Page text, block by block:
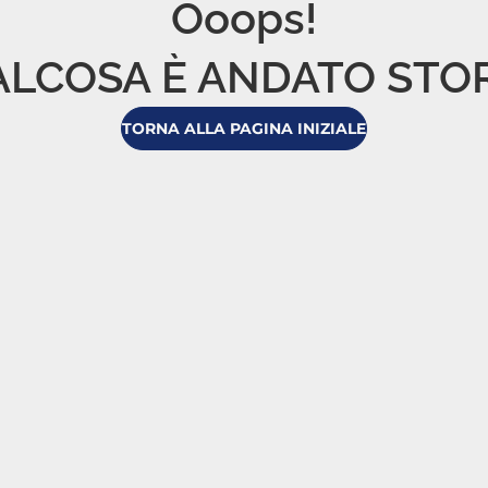
Ooops!
È ANDATO
TORNA ALLA PAGINA INIZIALE